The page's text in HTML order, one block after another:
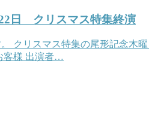
日 クリスマス特集終演
クリスマス特集の尾形記念木
客様 出演者…